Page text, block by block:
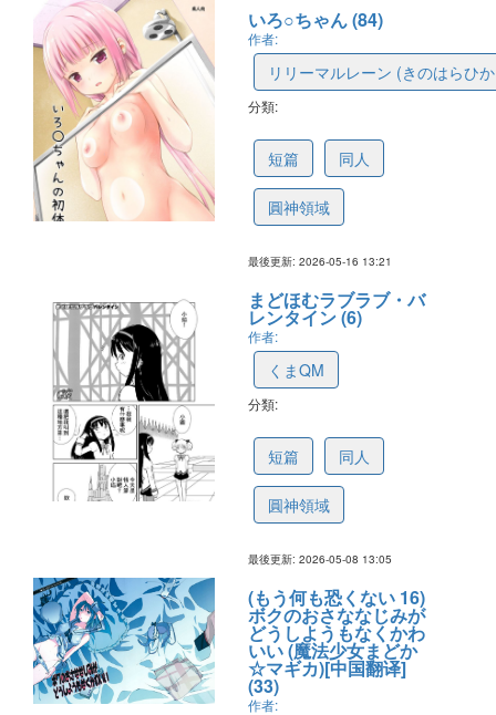
いろ○ちゃん (84)
作者:
リリーマルレーン (きのはらひ
分類:
短篇 同人
圓神領域
最後更新: 2026-05-16 13:21
まどほむラブラブ・バ
レンタイン (6)
作者:
くまQM
分類:
短篇 同人
圓神領域
最後更新: 2026-05-08 13:05
(もう何も恐くない 16)
ボクのおさななじみが
どうしようもなくかわ
いい (魔法少女まどか
☆マギカ)[中国翻译]
(33)
作者: